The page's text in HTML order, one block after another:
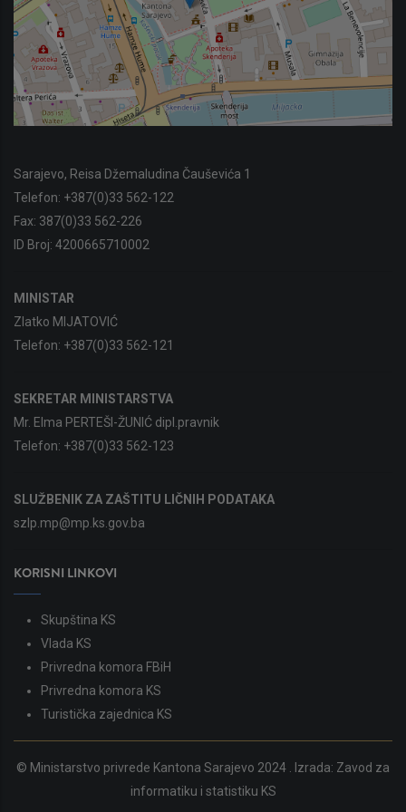
Sarajevo, Reisa Džemaludina Čauševića 1
Telefon: +387(0)33 562-122
Fax: 387(0)33 562-226
ID Broj: 4200665710002
MINISTAR
Zlatko MIJATOVIĆ
Telefon: +387(0)33 562-121
SEKRETAR MINISTARSTVA
Mr. Elma PERTEŠI-ŽUNIĆ dipl.pravnik
Telefon: +387(0)33 562-123
SLUŽBENIK ZA ZAŠTITU LIČNIH PODATAKA
szlp.mp@mp.ks.gov.ba
KORISNI LINKOVI
Skupština KS
Vlada KS
Privredna komora FBiH
Privredna komora KS
Turistička zajednica KS
© Ministarstvo privrede Kantona Sarajevo 2024 . Izrada: Zavod za
informatiku i statistiku KS